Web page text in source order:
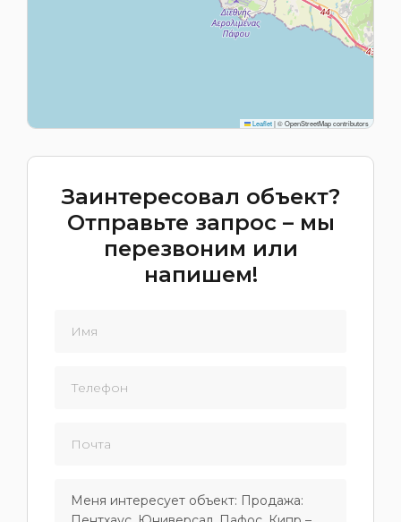
Leaflet|© OpenStreetMap contributors
Заинтересовал объект?
Отправьте запрос – мы
перезвоним или
напишем!